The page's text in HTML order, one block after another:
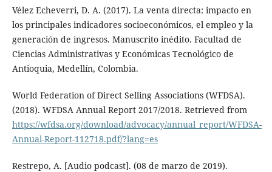
Vélez Echeverri, D. A. (2017). La venta directa: impacto en
los principales indicadores socioeconómicos, el empleo y la
generación de ingresos. Manuscrito inédito. Facultad de
Ciencias Administrativas y Económicas Tecnológico de
Antioquia, Medellín, Colombia.
World Federation of Direct Selling Associations (WFDSA).
(2018). WFDSA Annual Report 2017/2018. Retrieved from
https://wfdsa.org/download/advocacy/annual_report/WFDSA-
Annual-Report-112718.pdf/?lang=es
Restrepo, A. [Audio podcast]. (08 de marzo de 2019).